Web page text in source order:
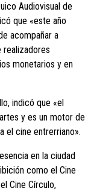
Audiovisual de
que «este año
acompañar a
realizadores
monetarios y en
indicó que «el
y es un motor de
el cine entrerriano».
en la ciudad
como el Cine
Cine Círculo,